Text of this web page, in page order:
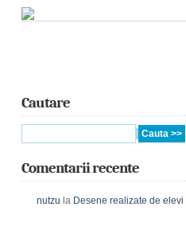
Cautare
Comentarii recente
nutzu la Desene realizate de elevi II